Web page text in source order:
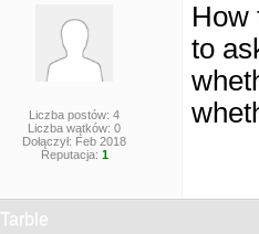
Liczba postów: 4
Liczba wątków: 0
Dołączył: Feb 2018
Reputacja: 1
How
to
Tarble